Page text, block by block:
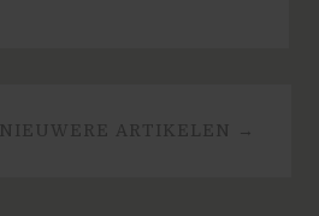
NIEUWERE ARTIKELEN →